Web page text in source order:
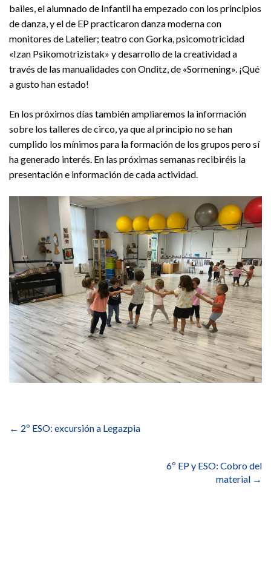
bailes, el alumnado de Infantil ha empezado con los principios
de danza, y el de EP practicaron danza moderna con
monitores de Latelier; teatro con Gorka, psicomotricidad
«Izan Psikomotrizistak» y desarrollo de la creatividad a
través de las manualidades con Onditz, de «Sormening». ¡Qué
a gusto han estado!
En los próximos días también ampliaremos la información
sobre los talleres de circo, ya que al principio no se han
cumplido los mínimos para la formación de los grupos pero sí
ha generado interés. En las próximas semanas recibiréis la
presentación e información de cada actividad.
de
← 2º ESO: excursión a Legazpia
6º EP y ESO: Cobro del
material →